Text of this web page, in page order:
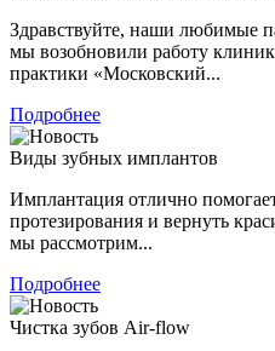
Здравствуйте, наши любимые
мы возобновили работу
практики «Московский...
Подробнее
Виды зубных имплантов
Имплантация отлично
протезирования и вернуть
мы рассмотрим...
Подробнее
Чистка зубов Air-flow